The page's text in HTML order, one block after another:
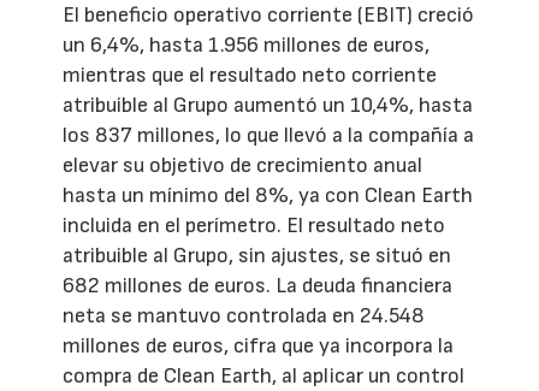
El beneficio operativo corriente (EBIT) creció
un 6,4%, hasta 1.956 millones de euros,
mientras que el resultado neto corriente
atribuible al Grupo aumentó un 10,4%, hasta
los 837 millones, lo que llevó a la compañía a
elevar su objetivo de crecimiento anual
hasta un mínimo del 8%, ya con Clean Earth
incluida en el perímetro. El resultado neto
atribuible al Grupo, sin ajustes, se situó en
682 millones de euros. La deuda financiera
neta se mantuvo controlada en 24.548
millones de euros, cifra que ya incorpora la
compra de Clean Earth, al aplicar un control